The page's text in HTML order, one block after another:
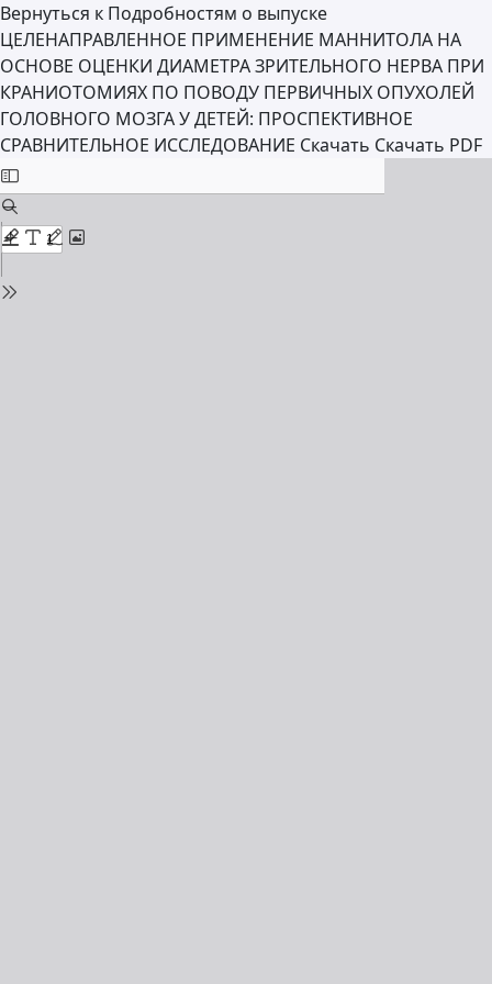
Вернуться к Подробностям о выпуске
ЦЕЛЕНАПРАВЛЕННОЕ ПРИМЕНЕНИЕ МАННИТОЛА НА
ОСНОВЕ ОЦЕНКИ ДИАМЕТРА ЗРИТЕЛЬНОГО НЕРВА ПРИ
КРАНИОТОМИЯХ ПО ПОВОДУ ПЕРВИЧНЫХ ОПУХОЛЕЙ
ГОЛОВНОГО МОЗГА У ДЕТЕЙ: ПРОСПЕКТИВНОЕ
СРАВНИТЕЛЬНОЕ ИССЛЕДОВАНИЕ Скачать Скачать PDF